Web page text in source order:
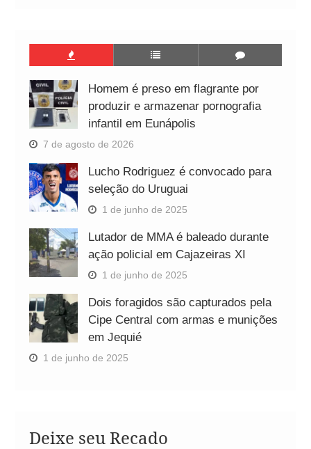
Homem é preso em flagrante por
produzir e armazenar pornografia
infantil em Eunápolis
7 de agosto de 2026
Lucho Rodriguez é convocado para
seleção do Uruguai
1 de junho de 2025
Lutador de MMA é baleado durante
ação policial em Cajazeiras XI
1 de junho de 2025
Dois foragidos são capturados pela
Cipe Central com armas e munições
em Jequié
1 de junho de 2025
Deixe seu Recado